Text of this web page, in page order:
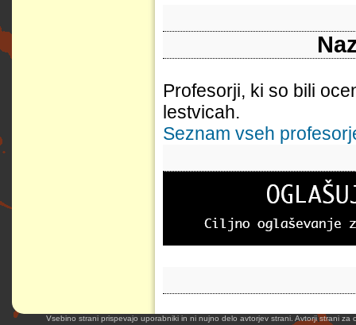
Profesorji, ki so bili
lestvicah.
Seznam vseh
Vsebino strani prispevajo uporabniki in ni nujno delo avtorjev strani. Avtorji strani